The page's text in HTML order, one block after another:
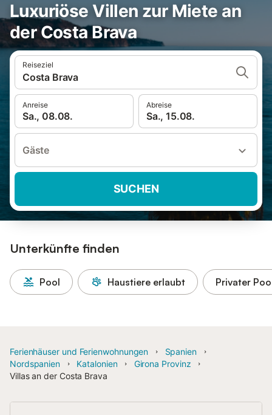
Luxuriöse Villen zur Miete an
der Costa Brava
Reiseziel
Costa Brava
Anreise
Sa., 08.08.
Abreise
Sa., 15.08.
Gäste
SUCHEN
Unterkünfte finden
Pool Haustiere erlaubt Privater
Ferienhäuser und Ferienwohnungen
Spanien
Nordspanien
Katalonien
Girona Provinz
Villas an der Costa Brava